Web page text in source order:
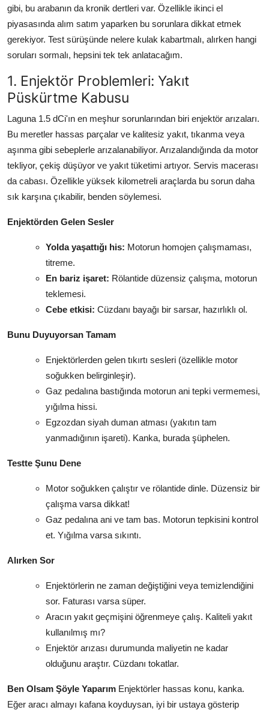
Şanzıman & Aktarma
Dizel Sistemler
Multimedya & Elektronik
gibi, bu arabanın da kronik dertleri var. Özellikle ikinci el
piyasasında alım satım yaparken bu sorunlara dikkat etmek
gerekiyor. Test sürüşünde nelere kulak kabartmalı, alırken hangi
soruları sormalı, hepsini tek tek anlatacağım.
1. Enjektör Problemleri: Yakıt
Püskürtme Kabusu
Laguna 1.5 dCi'ın en meşhur sorunlarından biri enjektör arızaları.
Bu meretler hassas parçalar ve kalitesiz yakıt, tıkanma veya
aşınma gibi sebeplerle arızalanabiliyor. Arızalandığında da motor
tekliyor, çekiş düşüyor ve yakıt tüketimi artıyor. Servis macerası
da cabası. Özellikle yüksek kilometreli araçlarda bu sorun daha
sık karşına çıkabilir, benden söylemesi.
Enjektörden Gelen Sesler
Yolda yaşattığı his: Motorun homojen çalışmaması,
titreme.
En bariz işaret: Rölantide düzensiz çalışma, motorun
teklemesi.
Cebe etkisi: Cüzdanı bayağı bir sarsar, hazırlıklı ol.
Bunu Duyuyorsan Tamam
Enjektörlerden gelen tıkırtı sesleri (özellikle motor
soğukken belirginleşir).
Gaz pedalına bastığında motorun ani tepki vermemesi,
yığılma hissi.
Egzozdan siyah duman atması (yakıtın tam
yanmadığının işareti). Kanka, burada şüphelen.
Testte Şunu Dene
Motor soğukken çalıştır ve rölantide dinle. Düzensiz bir
çalışma varsa dikkat!
Gaz pedalına ani ve tam bas. Motorun tepkisini kontrol
et. Yığılma varsa sıkıntı.
Alırken Sor
Enjektörlerin ne zaman değiştiğini veya temizlendiğini
sor. Faturası varsa süper.
Aracın yakıt geçmişini öğrenmeye çalış. Kaliteli yakıt
kullanılmış mı?
Enjektör arızası durumunda maliyetin ne kadar
olduğunu araştır. Cüzdanı tokatlar.
Ben Olsam Şöyle Yaparım Enjektörler hassas konu, kanka.
Eğer aracı almayı kafana koyduysan, iyi bir ustaya gösterip